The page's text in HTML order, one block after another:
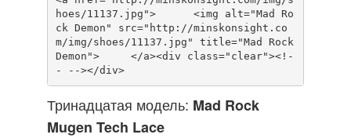
hoes/11137.jpg">      <img alt="Mad Ro
ck Demon" src="http://minskonsight.co
m/img/shoes/11137.jpg" title="Mad Rock
Demon">     </a><div class="clear"><!-
Тринадцатая модель: Mad Rock
Mugen Tech Lace